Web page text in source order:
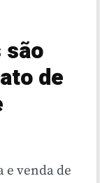
são
de
e venda de